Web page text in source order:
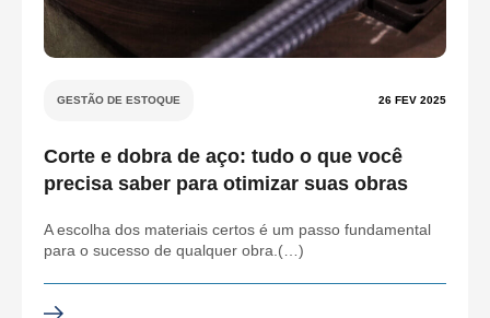
GESTÃO DE ESTOQUE 26 FEV 2025
Corte e dobra de aço: tudo o que você
precisa saber para otimizar suas obras
A escolha dos materiais certos é um passo fundamental
para o sucesso de qualquer obra.(…)